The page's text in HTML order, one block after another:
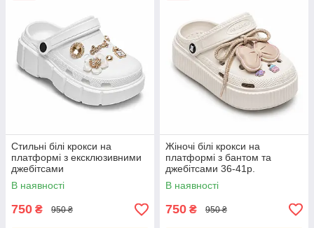
Стильні білі крокси на
платформі з ексклюзивними
джебітсами
В наявності
750 ₴ 950 ₴
Жіночі білі крокси на
платформі з бантом та
джебітсами 36-41р.
В наявності
750 ₴ 950 ₴